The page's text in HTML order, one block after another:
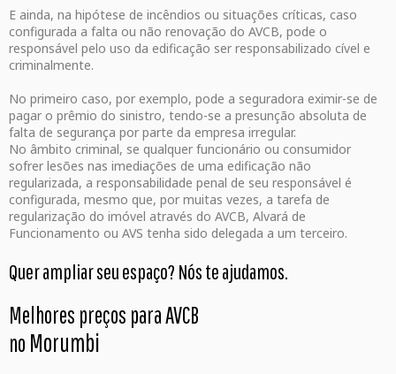
E ainda, na hipótese de incêndios ou situações críticas, caso
configurada a falta ou não renovação do AVCB, pode o
responsável pelo uso da edificação ser responsabilizado cível e
criminalmente.
No primeiro caso, por exemplo, pode a seguradora eximir-se de
pagar o prêmio do sinistro, tendo-se a presunção absoluta de
falta de segurança por parte da empresa irregular.
No âmbito criminal, se qualquer funcionário ou consumidor
sofrer lesões nas imediações de uma edificação não
regularizada, a responsabilidade penal de seu responsável é
configurada, mesmo que, por muitas vezes, a tarefa de
regularização do imóvel através do AVCB, Alvará de
Funcionamento ou AVS tenha sido delegada a um terceiro.
Quer ampliar seu espaço? Nós te ajudamos.
Melhores preços para AVCB
no Morumbi